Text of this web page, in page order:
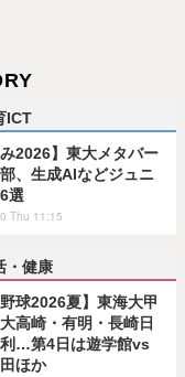
ICT
み2026】東大メタバー
、生成AIなどジュニ
選
Thu 11:15
・健康
野球2026夏】東海大甲
高崎・有明・長崎日
…第4日は遊学館vs
ほか